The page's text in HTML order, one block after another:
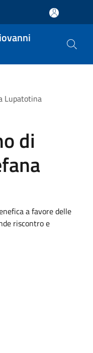
Lupatotina
di
a favore delle
riscontro e